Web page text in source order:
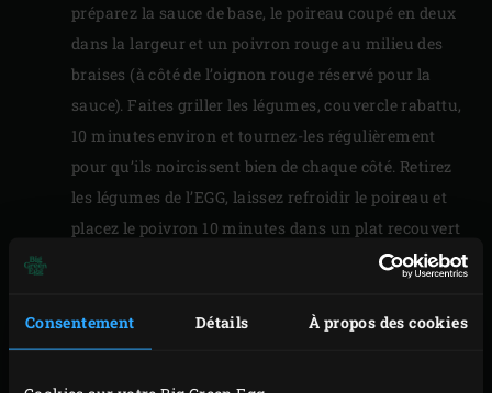
Consentement Détails À propos des cookies
préparez la sauce de base, le poireau coupé en deux
dans la largeur et un poivron rouge au milieu des
braises (à côté de l’oignon rouge réservé pour la
sauce). Faites griller les légumes, couvercle rabattu,
10 minutes environ et tournez-les régulièrement
pour qu’ils noircissent bien de chaque côté. Retirez
les légumes de l’EGG, laissez refroidir le poireau et
placez le poivron 10 minutes dans un plat recouvert
de feuille alu – cette petite astuce vous permettra de
lagrille en acier inoxydable
dans l’EGG et faites
monter la température à 200 °C.